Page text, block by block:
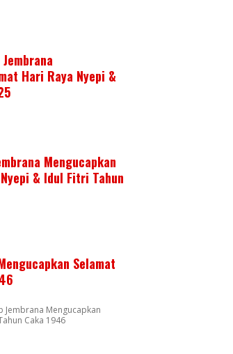
Hari Raya Nyepi &
Mengucapkan
& Idul Fitri Tahun
Selamat
Jembrana Mengucapkan
Caka 1946